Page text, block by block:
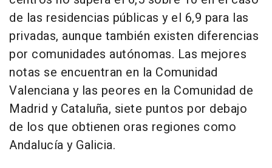
de las residencias públicas y el 6,9 para las
privadas, aunque también existen diferencias
por comunidades autónomas. Las mejores
notas se encuentran en la Comunidad
Valenciana y las peores en la Comunidad de
Madrid y Cataluña, siete puntos por debajo
de los que obtienen oras regiones como
Andalucía y Galicia.